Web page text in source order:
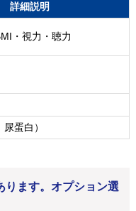
詳細説明
・視力・聴力
蛋白）
ります。オプション選